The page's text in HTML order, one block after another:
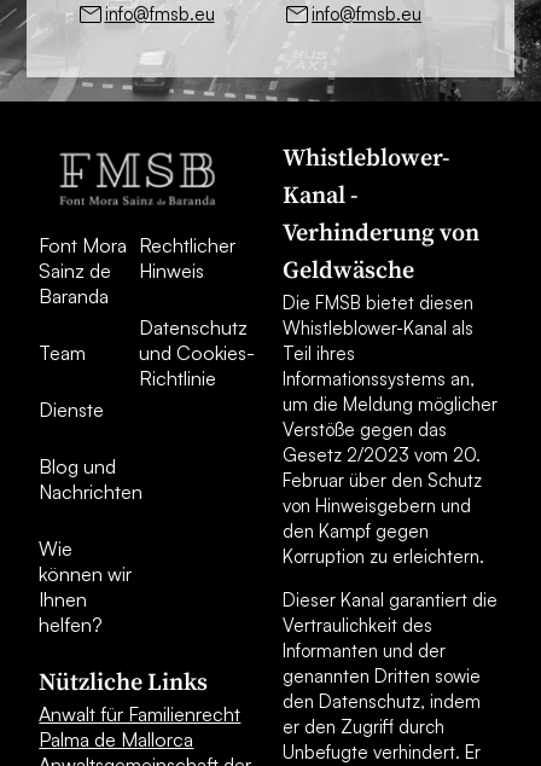
info@fmsb.eu
info@fmsb.eu
Font Mora
Sainz de
Baranda
Team
Dienste
Blog und
Nachrichten
Wie
können wir
Ihnen
helfen?
Rechtlicher
Hinweis
Datenschutz
und Cookies-
Richtlinie
Nützliche Links
Anwalt für Familienrecht
Palma de Mallorca
Whistleblower-
Kanal -
Verhinderung von
Geldwäsche
Die FMSB bietet diesen
Whistleblower-Kanal als
Teil ihres
Informationssystems an,
um die Meldung möglicher
Verstöße gegen das
Gesetz 2/2023 vom 20.
Februar über den Schutz
von Hinweisgebern und
den Kampf gegen
Korruption zu erleichtern.
Dieser Kanal garantiert die
Vertraulichkeit des
Informanten und der
genannten Dritten sowie
den Datenschutz, indem
er den Zugriff durch
Unbefugte verhindert. Er